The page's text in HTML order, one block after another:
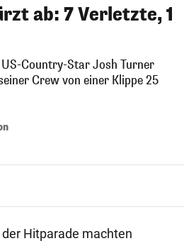
ab: 7 Verletzte, 1
Country-Star Josh Turner
Crew von einer Klippe 25
Hitparade machten